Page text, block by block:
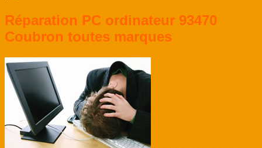
Réparation PC ordinateur 93470
Coubron toutes marques